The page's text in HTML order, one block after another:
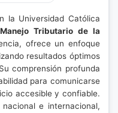
la Universidad Católica
Manejo Tributario de la
ofrece un enfoque
resultados óptimos
comprensión profunda
para comunicarse
accesible y confiable.
e internacional,